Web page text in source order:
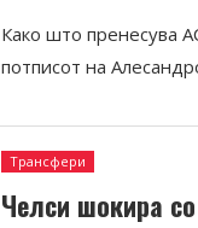
Како што пренесува
потписот на
Трансфери
Челси шокира